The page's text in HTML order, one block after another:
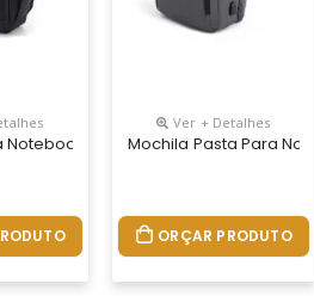
Notebook Personalizada
Ver + Detalhes
Mochila Pasta Para
ORÇAR PRODUTO